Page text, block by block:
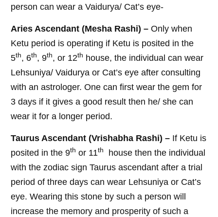
person can wear a Vaidurya/ Cat’s eye-
Aries Ascendant (Mesha Rashi) – Only when
Ketu period is operating if Ketu is posited in the
5th, 6th, 9th, or 12th house, the individual can wear
Lehsuniya/ Vaidurya or Cat’s eye after consulting
with an astrologer. One can first wear the gem for
3 days if it gives a good result then he/ she can
wear it for a longer period.
Taurus Ascendant (Vrishabha Rashi) – If Ketu is
posited in the 9th or 11th
house then the individual
with the zodiac sign Taurus ascendant after a trial
period of three days can wear Lehsuniya or Cat’s
eye. Wearing this stone by such a person will
increase the memory and prosperity of such a